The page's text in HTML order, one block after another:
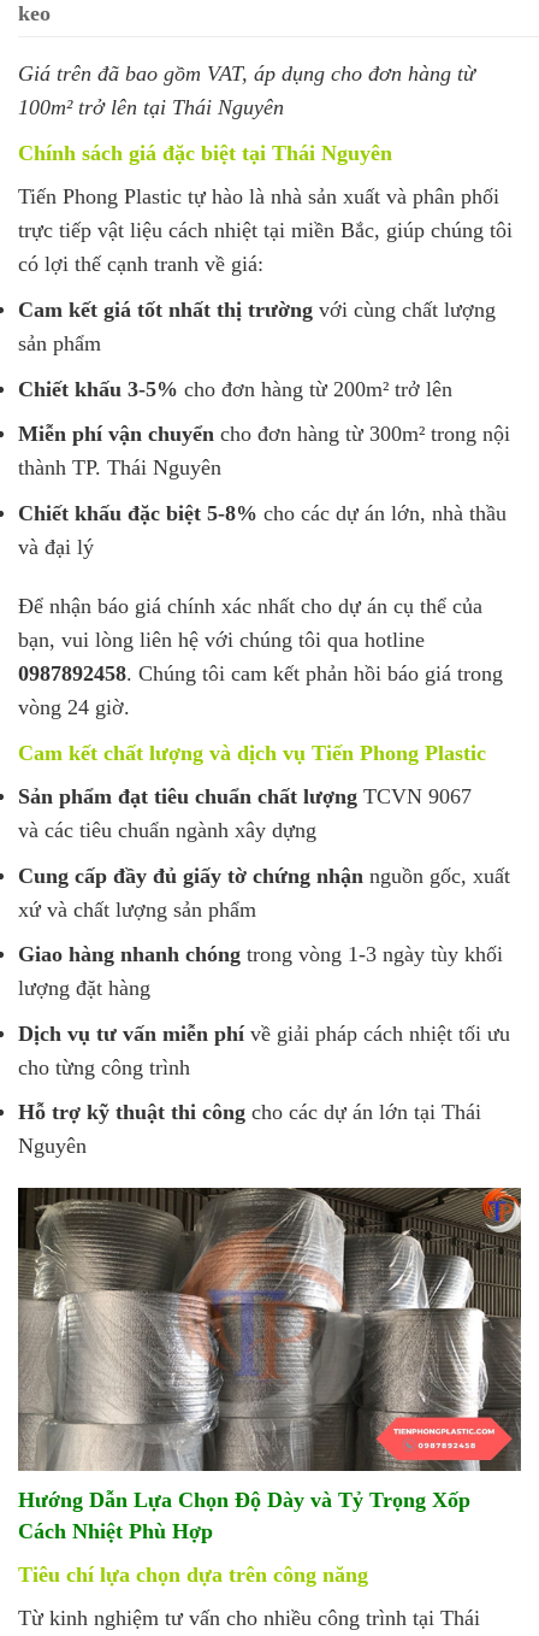
keo
Giá trên đã bao gồm VAT, áp dụng cho đơn hàng từ
100m² trở lên tại Thái Nguyên
Chính sách giá đặc biệt tại Thái Nguyên
Tiến Phong Plastic tự hào là nhà sản xuất và phân phối
trực tiếp vật liệu cách nhiệt tại miền Bắc, giúp chúng tôi
có lợi thế cạnh tranh về giá:
Cam kết giá tốt nhất thị trường với cùng chất lượng
sản phẩm
Chiết khấu 3-5% cho đơn hàng từ 200m² trở lên
Miễn phí vận chuyển cho đơn hàng từ 300m² trong nội
thành TP. Thái Nguyên
Chiết khấu đặc biệt 5-8% cho các dự án lớn, nhà thầu
và đại lý
Để nhận báo giá chính xác nhất cho dự án cụ thể của
bạn, vui lòng liên hệ với chúng tôi qua hotline
0987892458. Chúng tôi cam kết phản hồi báo giá trong
vòng 24 giờ.
Cam kết chất lượng và dịch vụ Tiến Phong Plastic
Sản phẩm đạt tiêu chuẩn chất lượng TCVN 9067
và các tiêu chuẩn ngành xây dựng
Cung cấp đầy đủ giấy tờ chứng nhận nguồn gốc, xuất
xứ và chất lượng sản phẩm
Giao hàng nhanh chóng trong vòng 1-3 ngày tùy khối
lượng đặt hàng
Dịch vụ tư vấn miễn phí về giải pháp cách nhiệt tối ưu
cho từng công trình
Hỗ trợ kỹ thuật thi công cho các dự án lớn tại Thái
Nguyên
Hướng Dẫn Lựa Chọn Độ Dày và Tỷ Trọng Xốp
Cách Nhiệt Phù Hợp
Tiêu chí lựa chọn dựa trên công năng
Từ kinh nghiệm tư vấn cho nhiều công trình tại Thái